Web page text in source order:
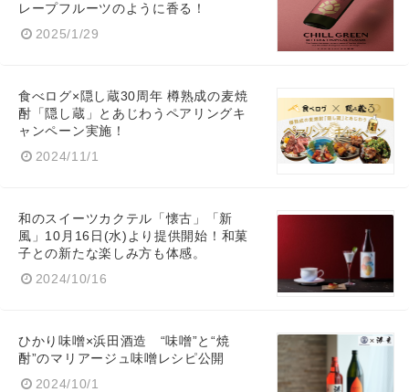
レープフルーツのように香る！
2025/1/29
食べログ×隠し蔵30周年 樽熟成の麦焼
酎「隠し蔵」とあじわうペアリングキ
ャンペーン実施！
2024/11/1
和のスイーツカクテル「懐古」「新
風」10月16日(水)より提供開始！和菓
子との新たな楽しみ方も体感。
2024/10/16
ひかり味噌×浜田酒造 “味噌”と“焼
酎”のマリアージュ味噌レシピ公開
2024/10/1